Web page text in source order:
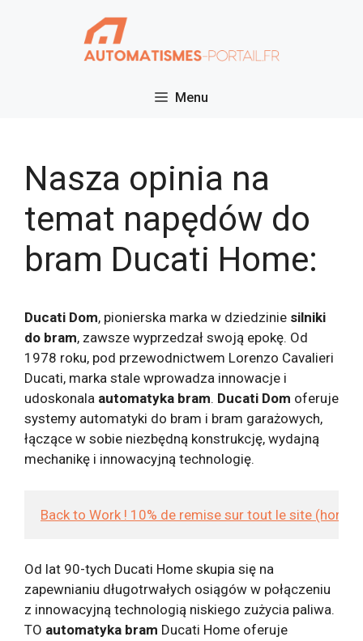
Menu
Nasza opinia na
temat napędów do
bram Ducati Home:
Ducati Dom, pionierska marka w dziedzinie silniki
do bram, zawsze wyprzedzał swoją epokę. Od
1978 roku, pod przewodnictwem Lorenzo Cavalieri
Ducati, marka stale wprowadza innowacje i
udoskonala automatyka bram. Ducati Dom oferuje
systemy automatyki do bram i bram garażowych,
łączące w sobie niezbędną konstrukcję, wydajną
mechanikę i innowacyjną technologię.
Back to Work ! 10% de remise sur tout le site (hors
Od lat 90-tych Ducati Home skupia się na
zapewnianiu długotrwałych osiągów w połączeniu
z innowacyjną technologią niskiego zużycia paliwa.
TO automatyka bram Ducati Home oferuje